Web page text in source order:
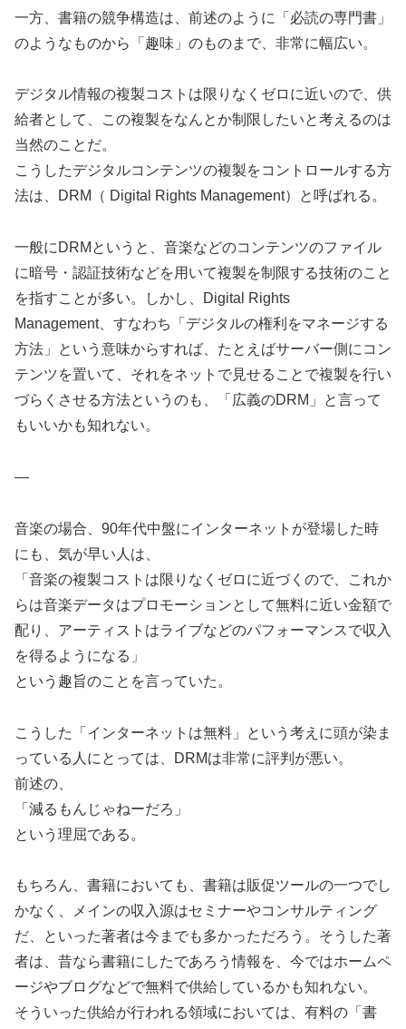
一方、書籍の競争構造は、前述のように「必読の専門書」
のようなものから「趣味」のものまで、非常に幅広い。
デジタル情報の複製コストは限りなくゼロに近いので、供
給者として、この複製をなんとか制限したいと考えるのは
当然のことだ。
こうしたデジタルコンテンツの複製をコントロールする方
法は、DRM（ Digital Rights Management）と呼ばれる。
一般にDRMというと、音楽などのコンテンツのファイル
に暗号・認証技術などを用いて複製を制限する技術のこと
を指すことが多い。しかし、Digital Rights
Management、すなわち「デジタルの権利をマネージする
方法」という意味からすれば、たとえばサーバー側にコン
テンツを置いて、それをネットで見せることで複製を行い
づらくさせる方法というのも、「広義のDRM」と言って
もいいかも知れない。
—
音楽の場合、90年代中盤にインターネットが登場した時
にも、気が早い人は、
「音楽の複製コストは限りなくゼロに近づくので、これか
らは音楽データはプロモーションとして無料に近い金額で
配り、アーティストはライブなどのパフォーマンスで収入
を得るようになる」
という趣旨のことを言っていた。
こうした「インターネットは無料」という考えに頭が染ま
っている人にとっては、DRMは非常に評判が悪い。
前述の、
「減るもんじゃねーだろ」
という理屈である。
もちろん、書籍においても、書籍は販促ツールの一つでし
かなく、メインの収入源はセミナーやコンサルティング
だ、といった著者は今までも多かっただろう。そうした著
者は、昔なら書籍にしたであろう情報を、今ではホームペ
ージやブログなどで無料で供給しているかも知れない。
そういった供給が行われる領域においては、有料の「書